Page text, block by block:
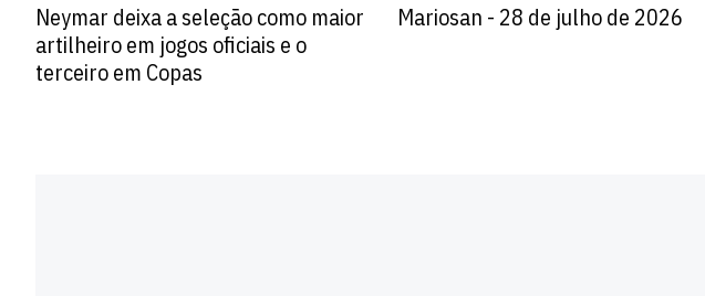
Neymar deixa a seleção como maior
artilheiro em jogos oficiais e o
terceiro em Copas
Mariosan - 28 de julho de 2026